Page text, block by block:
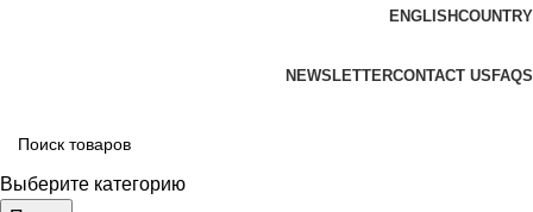
ENGLISHCOUNTRY
NEWSLETTERCONTACT US FAQS
Выберите категорию